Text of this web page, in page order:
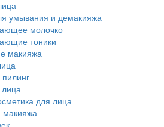
умывания и демакияжа
молочко
тоники
макияжа
для лица